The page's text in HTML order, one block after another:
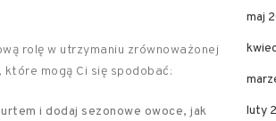
rolę w utrzymaniu zrównoważonej
mogą Ci się spodobać:
i dodaj sezonowe owoce, jak
maj
luty